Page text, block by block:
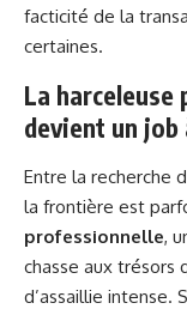
facticité de la
certaines.
La
devient un job
Entre la recherche
la frontière est
professionnelle,
chasse aux trésors
d’assaillie intense.